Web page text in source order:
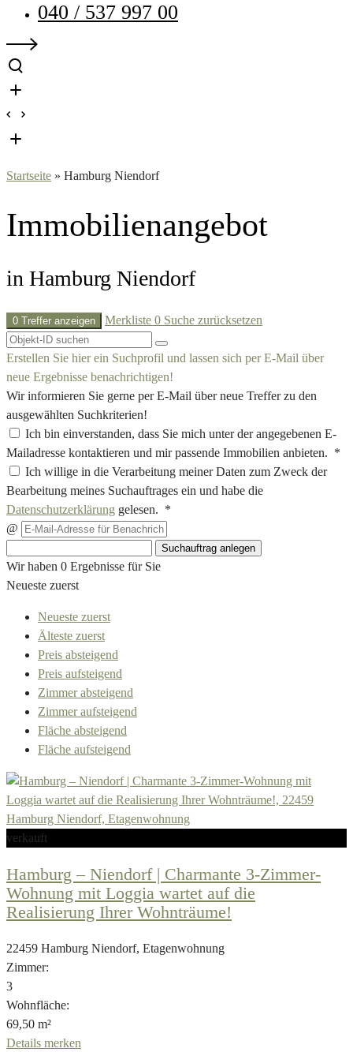
040 / 537 997 00
Startseite » Hamburg Niendorf
Immobilien­angebot
in Hamburg Niendorf
0 Treffer anzeigen Merkliste 0 Suche zurücksetzen
Erstellen Sie hier ein Suchprofil und lassen sich per E-Mail über
neue Ergebnisse benachrichtigen!
Wir informieren Sie gerne per E-Mail über neue Treffer zu den
ausgewählten Suchkriterien!
Ich bin einverstanden, dass Sie mich unter der angegebenen E-
Mailadresse kontaktieren und mir passende Immobilien anbieten. *
Ich willige in die Verarbeitung meiner Daten zum Zweck der
Bearbeitung meines Suchauftrages ein und habe die
Datenschutzerklärung gelesen. *
@
Suchauftrag anlegen
Wir haben 0 Ergebnisse für Sie
Neueste zuerst
Neueste zuerst
Älteste zuerst
Preis absteigend
Preis aufsteigend
Zimmer absteigend
Zimmer aufsteigend
Fläche absteigend
Fläche aufsteigend
verkauft
Hamburg – Niendorf | Charmante 3-Zimmer-
Wohnung mit Loggia wartet auf die
Realisierung Ihrer Wohnträume!
22459 Hamburg Niendorf, Etagenwohnung
Zimmer:
3
Wohnfläche:
69,50 m²
Details merken